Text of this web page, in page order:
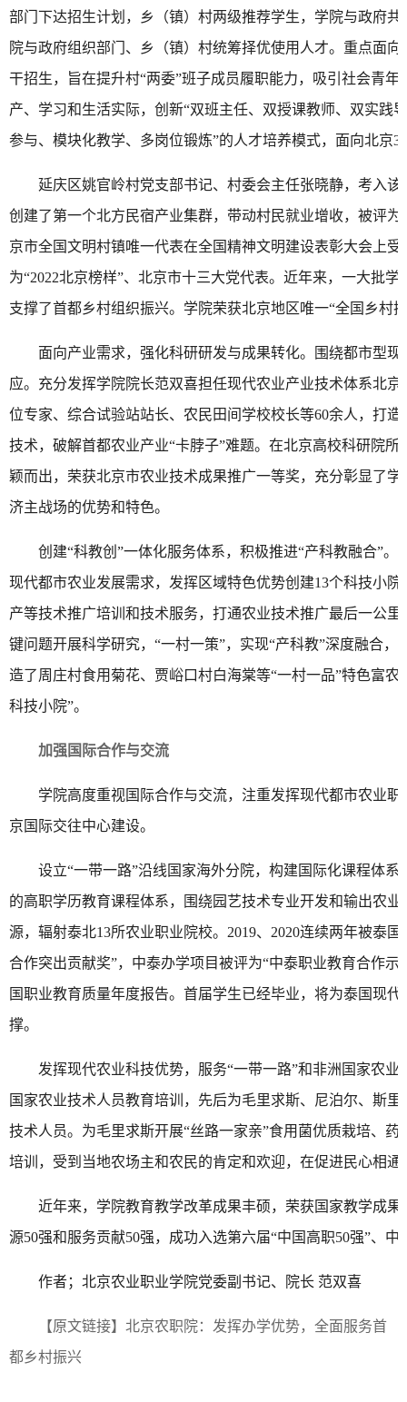
部门下达招生计划，乡（镇）村两级推荐学生，学院与政府
院与政府组织部门、乡（镇）村统筹择优使用人才。重点面
干招生，旨在提升村“两委”班子成员履职能力，吸引社会青
产、学习和生活实际，创新“双班主任、双授课教师、双实践
参与、模块化教学、多岗位锻炼”的人才培养模式，面向北京
延庆区姚官岭村党支部书记、村委会主任张晓静，考入
创建了第一个北方民宿产业集群，带动村民就业增收，被评
京市全国文明村镇唯一代表在全国精神文明建设表彰大会上
为“2022北京榜样”、北京市十三大党代表。近年来，一大批
支撑了首都乡村组织振兴。学院荣获北京地区唯一“全国乡村
面向产业需求，强化科研研发与成果转化。围绕都市型
应。充分发挥学院院长范双喜担任现代农业产业技术体系北
位专家、综合试验站站长、农民田间学校校长等60余人，打
技术，破解首都农业产业“卡脖子”难题。在北京高校科研院
颖而出，荣获北京市农业技术成果推广一等奖，充分彰显了
济主战场的优势和特色。
创建“科教创”一体化服务体系，积极推进“产科教融合”
现代都市农业发展需求，发挥区域特色优势创建13个科技小
产等技术推广培训和技术服务，打通农业技术推广最后一公
键问题开展科学研究，“一村一策”，实现“产科教”深度融合
造了周庄村食用菊花、贾峪口村白海棠等“一村一品”特色富
科技小院”。
加强国际合作与交流
学院高度重视国际合作与交流，注重发挥现代都市农业
京国际交往中心建设。
设立“一带一路”沿线国家海外分院，构建国际化课程体
的高职学历教育课程体系，围绕园艺技术专业开发和输出农
源，辐射泰北13所农业职业院校。2019、2020连续两年被泰
合作突出贡献奖”，中泰办学项目被评为“中泰职业教育合作
国职业教育质量年度报告。首届学生已经毕业，将为泰国现
撑。
发挥现代农业科技优势，服务“一带一路”和非洲国家农
国家农业技术人员教育培训，先后为毛里求斯、尼泊尔、斯
技术人员。为毛里求斯开展“丝路一家亲”食用菌优质栽培、
培训，受到当地农场主和农民的肯定和欢迎，在促进民心相
近年来，学院教育教学改革成果丰硕，荣获国家教学成
源50强和服务贡献50强，成功入选第六届“中国高职50强”、中
作者；北京农业职业学院党委副书记、院长 范双喜
【原文链接】 北京农职院：发挥办学优势，全面服务首
都乡村振兴